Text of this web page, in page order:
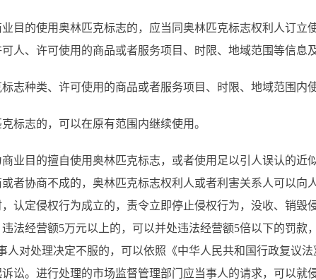
目的使用奥林匹克标志的，应当同奥林匹克标志权利人订立
人、许可使用的商品或者服务项目、时限、地域范围等信息
志种类、许可使用的商品或者服务项目、时限、地域范围内
标志的，可以在原有范围内继续使用。
业目的擅自使用奥林匹克标志，或者使用足以引人误认的近
者协商不成的，奥林匹克标志权利人或者利害关系人可以向
认定侵权行为成立的，责令立即停止侵权行为，没收、销毁
法经营额5万元以上的，可以并处违法经营额5倍以下的罚款
人对处理决定不服的，可以依照《中华人民共和国行政复议
讼。进行处理的市场监督管理部门应当事人的请求，可以就